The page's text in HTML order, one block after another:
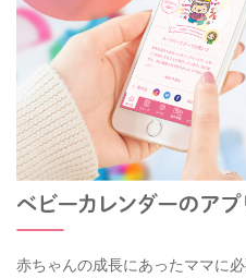
赤ちゃんの成長にあったママに